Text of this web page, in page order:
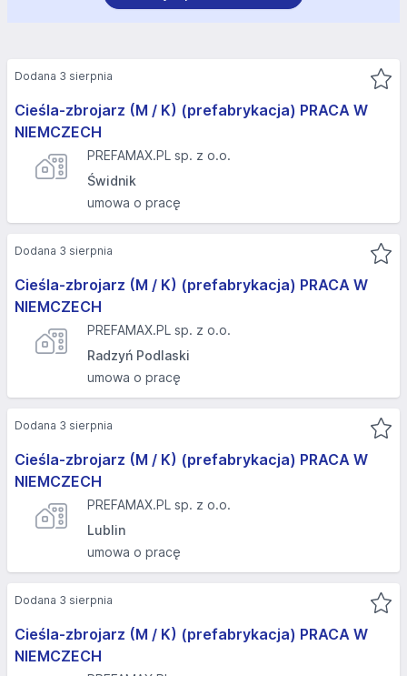
Cieśla-zbrojarz (M / K) (prefabrykacja) PRACA W
NIEMCZECH
PREFAMAX.PL sp. z o.o.
Świdnik
umowa o pracę
Dodana 3 sierpnia
Cieśla-zbrojarz (M / K) (prefabrykacja) PRACA W
NIEMCZECH
PREFAMAX.PL sp. z o.o.
Radzyń Podlaski
umowa o pracę
Dodana 3 sierpnia
Cieśla-zbrojarz (M / K) (prefabrykacja) PRACA W
NIEMCZECH
PREFAMAX.PL sp. z o.o.
Lublin
umowa o pracę
Dodana 3 sierpnia
Cieśla-zbrojarz (M / K) (prefabrykacja) PRACA W
NIEMCZECH
Dodana 3 sierpnia